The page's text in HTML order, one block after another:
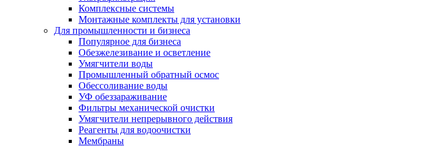
Комплексные системы
Монтажные комплекты для установки
Для промышленности и бизнеса
Популярное для бизнеса
Обезжелезивание и осветление
Умягчители воды
Промышленный обратный осмос
Обессоливание воды
УФ обеззараживание
Фильтры механической очистки
Умягчители непрерывного действия
Реагенты для водоочистки
Мембраны